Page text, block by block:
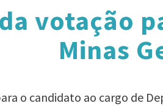
votação
Minas
o candidato ao cargo de